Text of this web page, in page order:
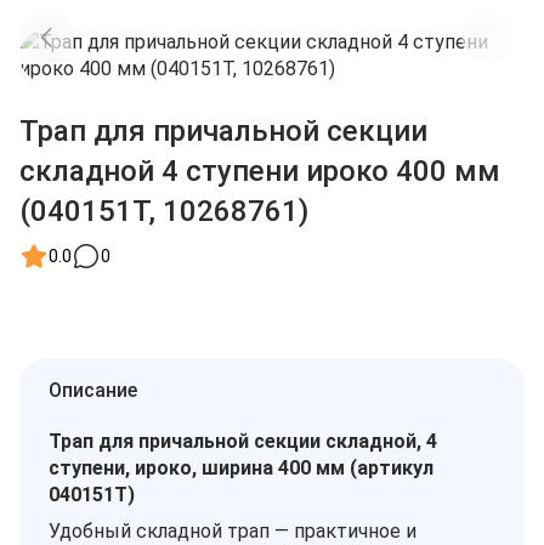
Трап для причальной секции
складной 4 ступени ироко 400 мм
(040151T, 10268761)
0.0 0
Описание
Трап для причальной секции складной, 4
ступени, ироко, ширина 400 мм (артикул
040151T)
Удобный складной трап — практичное и